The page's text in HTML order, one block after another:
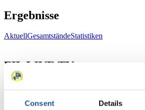
Consent Details
Ergebnisse
AktuellGesamtständeStatistiken
FIL LIVE TV
Ergebnis-Live-Ticker Kunstbahn